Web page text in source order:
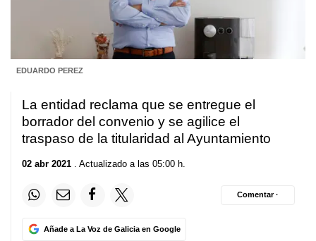
EDUARDO PEREZ
La entidad reclama que se entregue el
borrador del convenio y se agilice el
traspaso de la titularidad al Ayuntamiento
02 abr 2021 . Actualizado a las 05:00 h.
Añade a La Voz de Galicia en Google
Comentar ·